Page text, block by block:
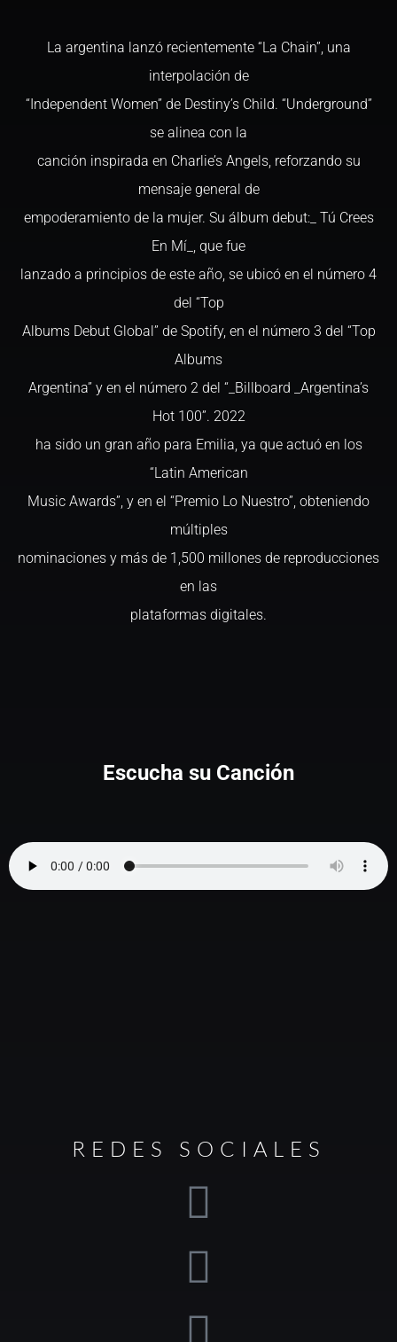
La argentina lanzó recientemente “La Chain”, una
interpolación de
“Independent Women” de Destiny’s Child. “Underground”
se alinea con la
canción inspirada en Charlie’s Angels, reforzando su
mensaje general de
empoderamiento de la mujer. Su álbum debut:_ Tú Crees
En Mí_, que fue
lanzado a principios de este año, se ubicó en el número 4
del “Top
Albums Debut Global” de Spotify, en el número 3 del “Top
Albums
Argentina” y en el número 2 del “_Billboard _Argentina’s
Hot 100”. 2022
ha sido un gran año para Emilia, ya que actuó en los
“Latin American
Music Awards”, y en el “Premio Lo Nuestro”, obteniendo
múltiples
nominaciones y más de 1,500 millones de reproducciones
en las
plataformas digitales.
Escucha su Canción
REDES SOCIALES